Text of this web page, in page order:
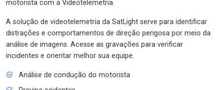
motorista com a Videotelemetria.
A solução de videotelemetria da SatLight serve para identificar
distrações e comportamentos de direção perigosa por meio da
análise de imagens. Acesse as gravações para verificar
incidentes e orientar melhor sua equipe.
Análise de condução do motorista